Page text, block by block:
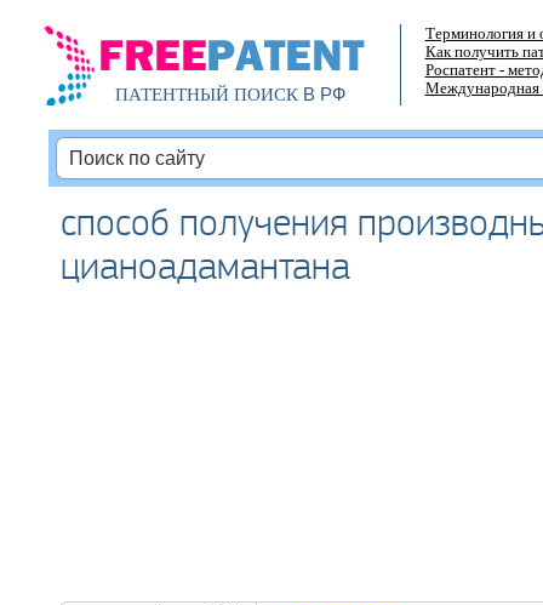
ПАТЕНТНЫЙ ПОИСКВ РФ
Терминология и
Как получить
Роспатент -
Международная
способ получения
цианоадамантана